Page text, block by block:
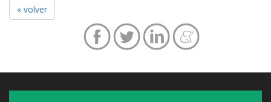
« volver